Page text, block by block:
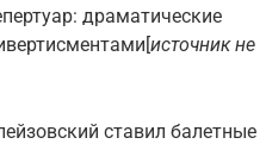
драматические
источник не
ставил балетные